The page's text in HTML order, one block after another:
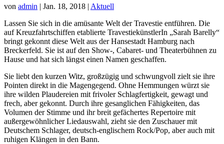
von admin | Jan. 18, 2018 | Aktuell
Lassen Sie sich in die amüsante Welt der Travestie entführen. Die
auf Kreuzfahrtschiffen etablierte TravestiekünstlerIn „Sarah Barelly“
bringt gekonnt diese Welt aus der Hansestadt Hamburg nach
Breckerfeld. Sie ist auf den Show-, Cabaret- und Theaterbühnen zu
Hause und hat sich längst einen Namen geschaffen.
Sie liebt den kurzen Witz, großzügig und schwungvoll zielt sie ihre
Pointen direkt in die Magengegend. Ohne Hemmungen würzt sie
ihre wilden Plaudereien mit frivoler Schlagfertigkeit, gewagt und
frech, aber gekonnt. Durch ihre gesanglichen Fähigkeiten, das
Volumen der Stimme und ihr breit gefächertes Repertoire mit
außergewöhnlicher Liedauswahl, zieht sie den Zuschauer mit
Deutschem Schlager, deutsch-englischem Rock/Pop, aber auch mit
ruhigen Klängen in den Bann.